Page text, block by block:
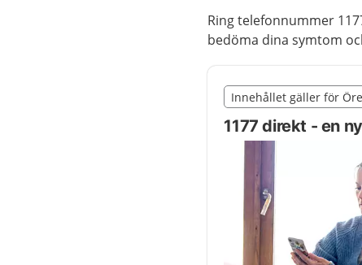
Ring telefonnummer
bedöma dina symtom
Nedan innehåll gäller
Innehållet gäller för
1177 direkt - en
Slut på det regionala